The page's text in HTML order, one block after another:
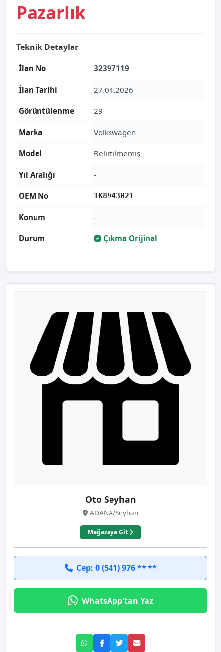
Pazarlık
Teknik Detaylar
İlan No 32397119
İlan Tarihi 27.04.2026
Görüntülenme 29
Marka Volkswagen
Model Belirtilmemiş
Yıl Aralığı -
OEM No 1K8943021
Konum -
Durum Çıkma Orijinal
Oto Seyhan
ADANA/Seyhan
Mağazaya Git
Cep: 0 (541) 976 ** **
WhatsApp'tan Yaz